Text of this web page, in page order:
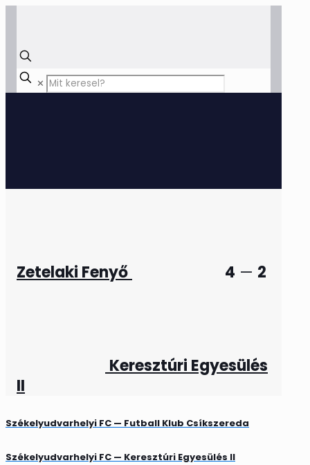
✕
Zetelaki Fenyő 4 — 2
Keresztúri Egyesülés
II
Székelyudvarhelyi FC — Futball Klub Csíkszereda
Székelyudvarhelyi FC — Keresztúri Egyesülés II